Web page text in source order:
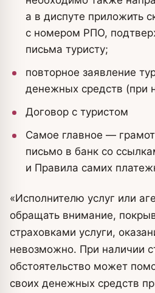
а в диспуте приложить
с номером РПО,
письма туристу;
повторное заявление
денежных средств (при
Договор с туристом
Самое главное —
письмо в банк со
и Правила самих
«Исполнителю услуг или
обращать внимание,
страховками услуги,
невозможно. При наличии
обстоятельство может
своих денежных средств